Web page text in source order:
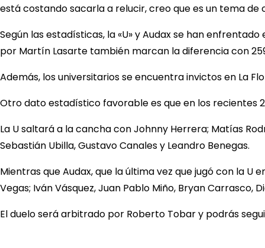
está costando sacarla a relucir, creo que es un tema de
Según las estadísticas, la «U» y Audax se han
por Martín Lasarte también marcan la diferencia con
Además, los universitarios se encuentra invictos en La
Otro dato estadístico favorable es que en los recientes
La U saltará a la cancha con Johnny Herrera; Matías
Sebastián Ubilla, Gustavo Canales y Leandro Benegas.
Mientras que Audax, que la última vez que jugó con la U
Vegas; Iván Vásquez, Juan Pablo Miño, Bryan Carrasco,
El duelo será arbitrado por Roberto Tobar y podrás